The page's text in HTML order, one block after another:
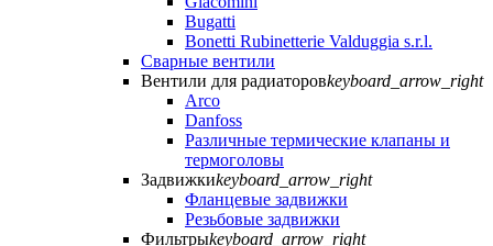
Bugatti
Bonetti Rubinetterie Valduggia s.r.l.
Сварные вентили
Вентили для радиаторовkeyboard_arrow_right
Arco
Danfoss
Различные термические клапаны и
термоголовы
Задвижкиkeyboard_arrow_right
Фланцевые задвижки
Резьбовые задвижки
Фильтрыkeyboard_arrow_right